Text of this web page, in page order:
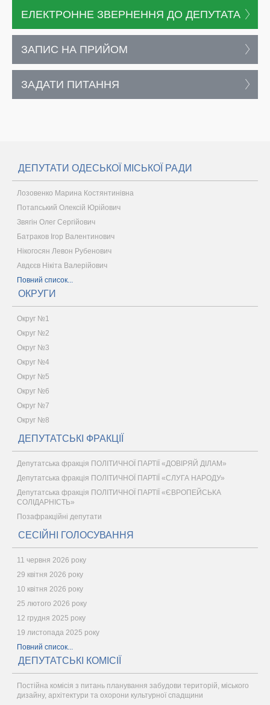
ЕЛЕКТРОННЕ ЗВЕРНЕННЯ ДО ДЕПУТАТА
ЗАПИС НА ПРИЙОМ
ЗАДАТИ ПИТАННЯ
ДЕПУТАТИ ОДЕСЬКОЇ МІСЬКОЇ РАДИ
Лозовенко Марина Костянтинівна
Потапський Олексій Юрійович
Звягін Олег Сергійович
Батраков Ігор Валентинович
Нікогосян Левон Рубенович
Авдєєв Нікіта Валерійович
Повний список...
ОКРУГИ
Округ №1
Округ №2
Округ №3
Округ №4
Округ №5
Округ №6
Округ №7
Округ №8
ДЕПУТАТСЬКІ ФРАКЦІЇ
Депутатська фракція ПОЛІТИЧНОЇ ПАРТІЇ «ДОВІРЯЙ ДІЛАМ»
Депутатська фракція ПОЛІТИЧНОЇ ПАРТІЇ «СЛУГА НАРОДУ»
Депутатська фракція ПОЛІТИЧНОЇ ПАРТІЇ «ЄВРОПЕЙСЬКА
СОЛІДАРНІСТЬ»
Позафракційні депутати
СЕСІЙНІ ГОЛОСУВАННЯ
11 червня 2026 року
29 квітня 2026 року
10 квітня 2026 року
25 лютого 2026 року
12 грудня 2025 року
19 листопада 2025 року
Повний список...
ДЕПУТАТСЬКІ КОМІСІЇ
Постійна комісія з питань планування забудови територій, міського
дизайну, архітектури та охорони культурної спадщини